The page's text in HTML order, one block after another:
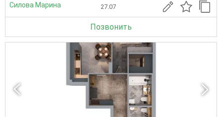
Силова Марина 27.07
Позвонить